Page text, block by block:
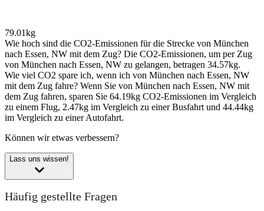
79.01kg
Wie hoch sind die CO2-Emissionen für die Strecke von München
nach Essen, NW mit dem Zug? Die CO2-Emissionen, um per Zug
von München nach Essen, NW zu gelangen, betragen 34.57kg.
Wie viel CO2 spare ich, wenn ich von München nach Essen, NW
mit dem Zug fahre? Wenn Sie von München nach Essen, NW mit
dem Zug fahren, sparen Sie 64.19kg CO2-Emissionen im Vergleich
zu einem Flug, 2.47kg im Vergleich zu einer Busfahrt und 44.44kg
im Vergleich zu einer Autofahrt.
Können wir etwas verbessern?
Lass uns wissen!
Häufig gestellte Fragen